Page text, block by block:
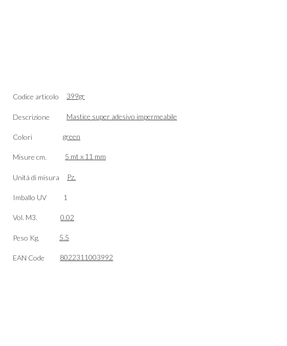
Codice articolo 399gr
Descrizione Mastice super adesivo impermeabile
Colori green
Misure cm. 5 mt x 11 mm
Unità di misura Pz.
Imballo UV 1
Vol. M3. 0.02
Peso Kg. 5.5
EAN Code 8022311003992